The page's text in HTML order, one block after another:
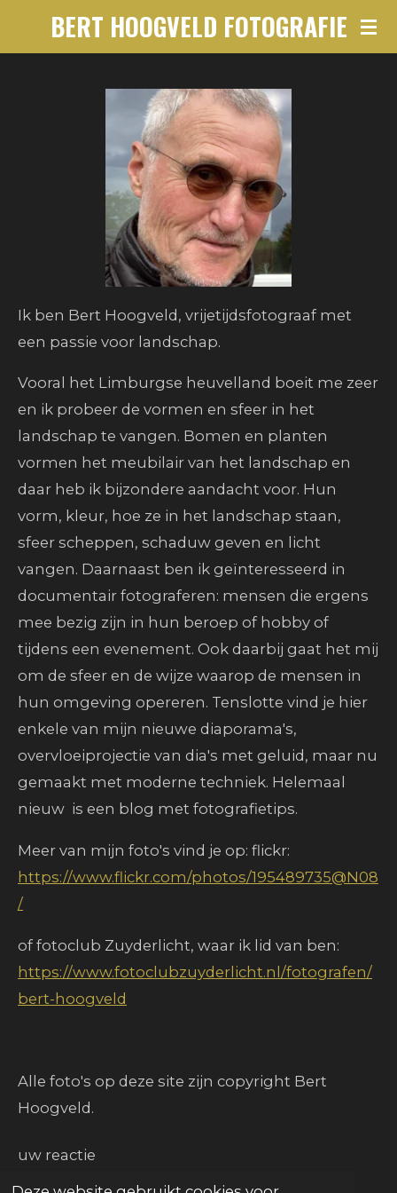
BERT HOOGVELD FOTOGRAFIE
Ik ben Bert Hoogveld, vrijetijdsfotograaf met
een passie voor landschap.
Vooral het Limburgse heuvelland boeit me zeer
en ik probeer de vormen en sfeer in het
landschap te vangen. Bomen en planten
vormen het meubilair van het landschap en
daar heb ik bijzondere aandacht voor. Hun
vorm, kleur, hoe ze in het landschap staan,
sfeer scheppen, schaduw geven en licht
vangen. Daarnaast ben ik geïnteresseerd in
documentair fotograferen: mensen die ergens
mee bezig zijn in hun beroep of hobby of
tijdens een evenement. Ook daarbij gaat het mij
om de sfeer en de wijze waarop de mensen in
hun omgeving opereren. Tenslotte vind je hier
enkele van mijn nieuwe diaporama's,
overvloeiprojectie van dia's met geluid, maar nu
gemaakt met moderne techniek. Helemaal
nieuw is een blog met fotografietips.
Meer van mijn foto's vind je op: flickr:
https://www.flickr.com/photos/195489735@N08
/
of fotoclub Zuyderlicht, waar ik lid van ben:
https://www.fotoclubzuyderlicht.nl/fotografen/
bert-hoogveld
Alle foto's op deze site zijn copyright Bert
Hoogveld.
uw reactie